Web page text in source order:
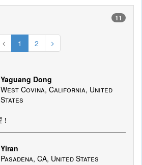
11
1 2
Yaguang Dong
West Covina, California, United
States
Yiran
Pasadena, CA, United States